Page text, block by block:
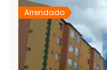
Arrendado